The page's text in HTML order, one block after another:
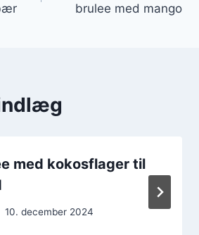
brulee med mango
med kokosflager til
10. december 2024